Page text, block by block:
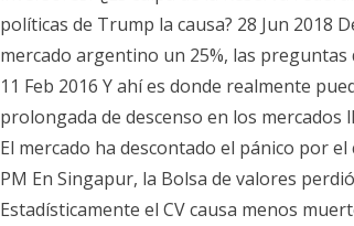
políticas de Trump la causa? 28 Jun 2018
mercado argentino un 25%, las
11 Feb 2016 Y ahí es donde realmente
prolongada de descenso en los mercados
El mercado ha descontado el pánico por
PM En Singapur, la Bolsa de valores
Estadísticamente el CV causa menos